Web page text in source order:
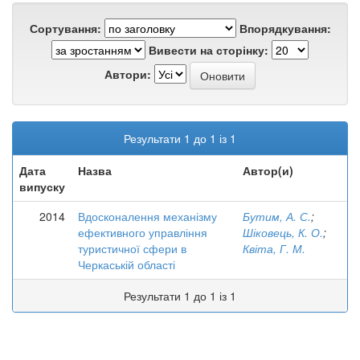
Сортування:
Впорядкування:
Вивести на сторінку:
Автори:
Результати 1 до 1 із 1
Дата
випуску
Назва Автор(и)
2014
Вдосконалення механізму
ефективного управління
туристичної сфери в
Черкаській області
Бутим, А. С.;
Шіковець, К. О.;
Квіта, Г. М.
Результати 1 до 1 із 1